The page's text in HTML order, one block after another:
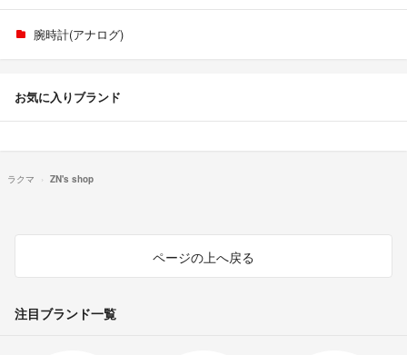
腕時計(アナログ)
お気に入りブランド
ラクマ ZN's shop
ページの上へ戻る
注目ブランド一覧